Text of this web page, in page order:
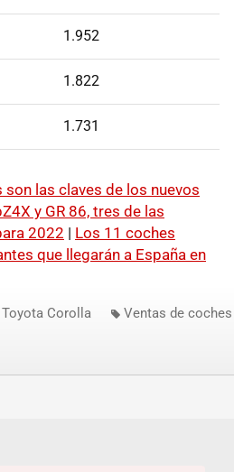
1.952
1.822
1.731
son las claves de los nuevos
y GR 86, tres de las
2022 | Los 11 coches
que llegarán a España en
Toyota Corolla Ventas de coches